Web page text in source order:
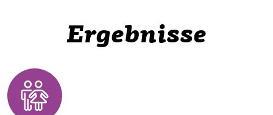
Ergebnisse